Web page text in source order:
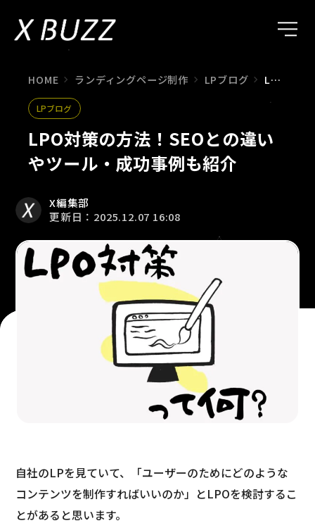
HOME ランディングページ制作 LPブログ LPO対策の方法！SEOとの違いやツール・成功事例も紹介
LPブログ
LPO対策の方法！SEOとの違い
やツール・成功事例も紹介
X編集部
更新日：2025.12.07 16:08
自社のLPを見ていて、「ユーザーのためにどのような
コンテンツを制作すればいいのか」とLPOを検討するこ
とがあると思います。